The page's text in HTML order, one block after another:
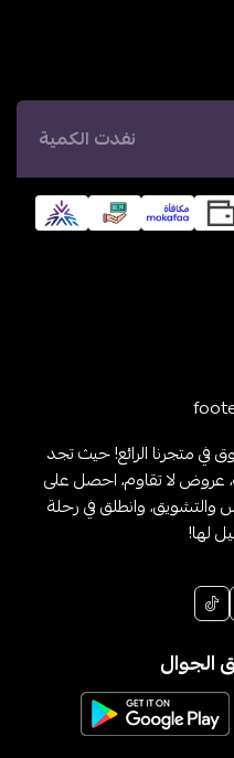
نفدت الكمية
في متجرنا الرائع! حيث تجد
عروض لا تقاوم، احصل على
والتشويق، وانطلق في رحلة
لها!
الجوال